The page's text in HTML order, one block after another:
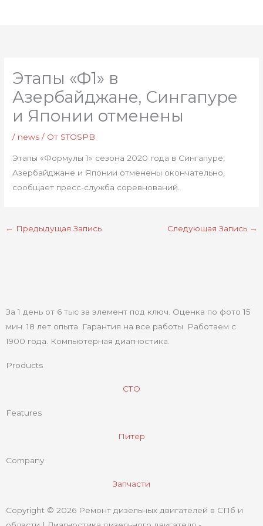
Этапы «Ф1» в
Азербайджане, Сингапуре
и Японии отменены
/ news / От STOSPB
Этапы «Формулы 1» сезона 2020 года в Сингапуре,
Азербайджане и Японии отменены окончательно,
сообщает пресс-служба соревнований.
← Предыдущая Запись Следующая Запись →
За 1 день от 6 тыс за элемент под ключ. Оценка по фото 15
мин. 18 лет опыта. Гарантия на все работы. Работаем с
1900 года. Компьютерная диагностика.
Products
СТО
Features
Питер
Company
Запчасти
Copyright © 2026 Ремонт дизельных двигателей в СПб и